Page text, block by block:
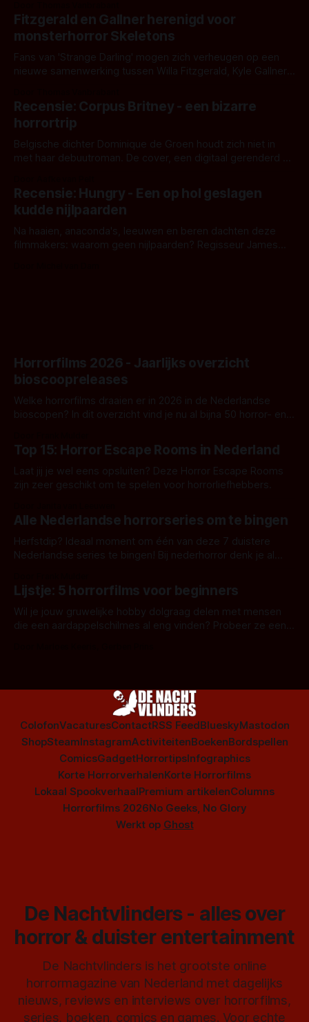
kille stijl vol folklore en mythe. Het topic deze keer is (kon
het het al raden?)... de weerwolf. Kijk je mee?
Fitzgerald en Gallner herenigd voor
monsterhorror Skeletons
Fans van 'Strange Darling' mogen zich verheugen op een
nieuwe samenwerking tussen Willa Fitzgerald, Kyle Gallner
'Skeletons', een nieuwe creature feature waarvoor de
opnames zijn gestart in Australië.
Recensie: Corpus Britney - een bizarre
horrortrip
Belgische dichter Dominique de Groen houdt zich niet in
met haar debuutroman. De cover, een digitaal gerenderd en
achtergrond, belooft iets kleurrijks maar onheilspellends,
iets ongrijpbaars. En dat maakt De Groen met ieder woord
waar.
Recensie: Hungry - Een op hol geslagen
kudde nijlpaarden
Na haaien, anaconda's, leeuwen en beren dachten deze
filmmakers: waarom geen nijlpaarden? Regisseur James
Horrorfilms 2026 - Jaarlijks overzicht
bioscoopreleases
Welke horrorfilms draaien er in 2026 in de Nederlandse
bioscopen? In dit overzicht vind je nu al bijna 50 horror- en
Top 15: Horror Escape Rooms in Nederland
Laat jij je wel eens opsluiten? Deze Horror Escape Rooms
zijn zeer geschikt om te spelen voor horrorliefhebbers.
Alle Nederlandse horrorseries om te bingen
Herfstdip? Ideaal moment om één van deze 7 duistere
Nederlandse series te bingen! Bij nederhorror denk je al
Amsterdamned of The Johnsons. Maar Nederlandse horror
is niet beperkt tot films. Hier een aantal Nederlandse tv-
series uit het duistere of horrorgenre. Als
Lijstje: 5 horrorfilms voor beginners
Wil je jouw gruwelijke hobby dolgraag delen met mensen
die een aardappelschilmes al eng vinden? Probeer ze eens
ColofonVacaturesContactRSS FeedBlueskyMastodon
ShopSteamInstagramActiviteitenBoekenBordspellen
ComicsGadgetHorrortipsInfographics
Korte HorrorverhalenKorte Horrorfilms
Lokaal SpookverhaalPremium artikelenColumns
Horrorfilms 2026No Geeks, No Glory
Werkt op Ghost
De Nachtvlinders - alles over
horror & duister entertainment
De Nachtvlinders is het grootste online
horrormagazine van Nederland met dagelijks
nieuws, reviews en interviews over horrorfilms,
series, boeken, comics en games. Voor echte